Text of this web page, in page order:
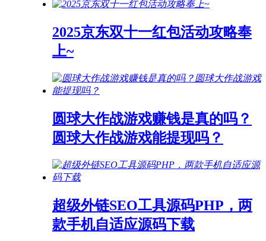
2025京东双十一红包活动攻略奉
上~
圆球大作战游戏赚钱是真的吗？
圆球大作战游戏能提现吗？
超级外链SEO工具源码PHP，两
款手机自适应源码下载